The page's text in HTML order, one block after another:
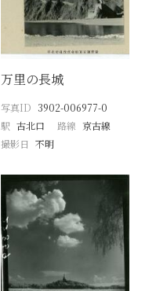
万里の長城
写真ID 3902-006977-0
駅 古北口 路線 京古線
撮影日 不明